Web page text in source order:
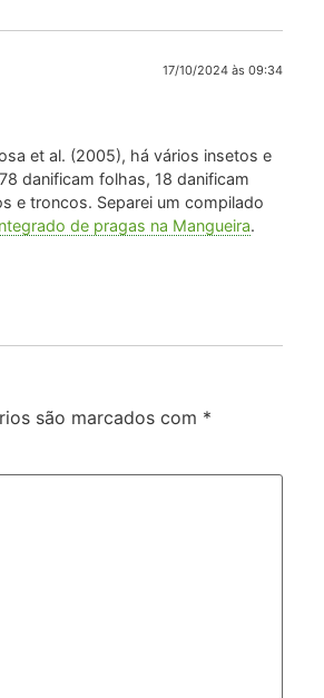
17/10/2024 às 09:34
et al. (2005), há vários insetos e
danificam folhas, 18 danificam
e troncos. Separei um compilado
de pragas na Mangueira.
são marcados com *